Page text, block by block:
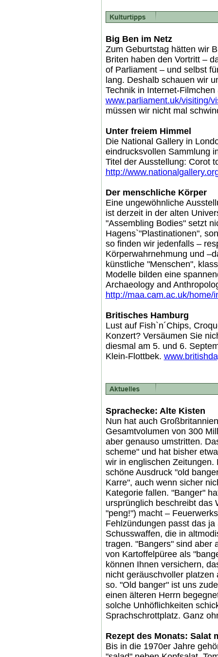
Big Ben im Netz
Zum Geburtstag hätten wir
Briten haben den Vortritt –
of Parliament – und selbst
lang. Deshalb schauen wir
Technik in Internet-Filmchen
www.parliament.uk/visiting/
müssen wir nicht mal
Unter freiem Himmel
Die National Gallery in
eindrucksvollen Sammlung
Titel der Ausstellung: Corot
http://
Der menschliche Körper
Eine ungewöhnliche
ist derzeit in der alten
"Assembling Bodies" setzt
Hagens`"Plastinationen",
so finden wir jedenfalls –
Körperwahrnehmung und
künstliche "Menschen",
Modelle bilden eine
Archaeology and
http://maa.cam.ac.uk/
Britisches Hamburg
Lust auf Fish`n´Chips,
Konzert? Versäumen Sie
diesmal am 5. und 6.
Klein-Flottbek.
Sprachecke: Alte Kisten
Nun hat auch
Gesamtvolumen von 300
aber genauso umstritten.
scheme" und hat bisher
wir in englischen
schöne Ausdruck "old
Karre", auch wenn sicher
Kategorie fallen. "Banger"
ursprünglich beschreibt das
"peng!") macht –
Fehlzündungen passt das
Schusswaffen, die in
tragen. "Bangers" sind aber
von Kartoffelpüree als
können Ihnen versichern,
nicht geräuschvoller
so. "Old banger" ist uns
einen älteren Herrn
solche Unhöflichkeiten
Sprachschrottplatz. Ganz
Rezept des Monats: Salat
Bis in die 1970er Jahre